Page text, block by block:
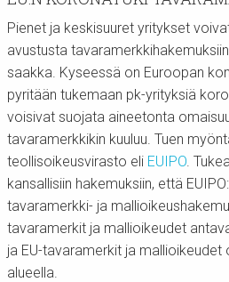
Pienet ja keskisuuret yritykset
avustusta
saakka. Kyseessä on Euroopan
pyritään tukemaan pk-yrityksiä
voisivat suojata aineetonta
tavaramerkkikin kuuluu. Tuen
teollisoikeusvirasto eli EUIPO.
kansallisiin hakemuksiin, että
tavaramerkki- ja
tavaramerkit ja mallioikeudet
ja EU-tavaramerkit ja
alueella.